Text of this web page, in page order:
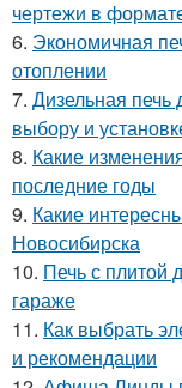
чертежи в
6. Экономичная
отоплении
7. Дизельная печь
выбору и
8. Какие
последние годы
9. Какие
Новосибирска
10. Печь с плитой
гараже
11. Как выбрать
и рекомендации